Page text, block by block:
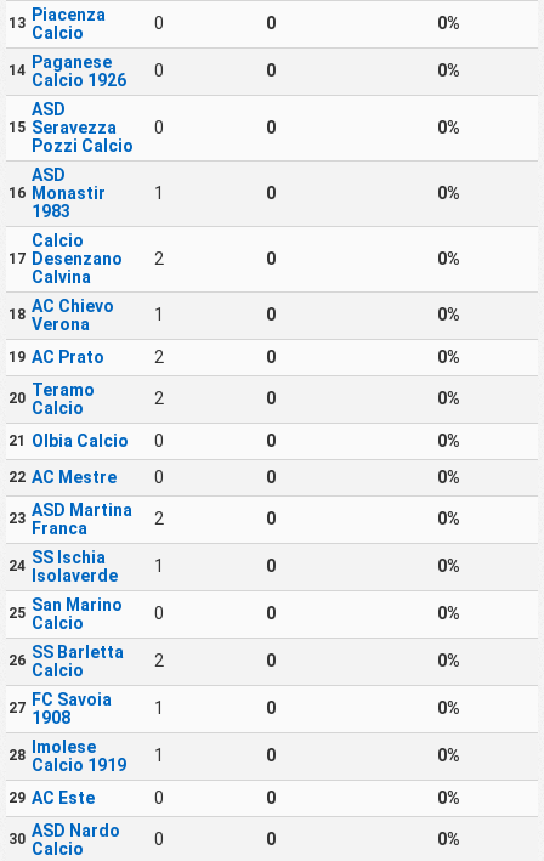
13 Piacenza
Calcio
0 0 0%
14 Paganese
Calcio 1926
0 0 0%
15
ASD
Seravezza
Pozzi Calcio
0 0 0%
16
ASD
Monastir
1983
1 0 0%
17
Calcio
Desenzano
Calvina
2 0 0%
18 AC Chievo
Verona
1 0 0%
19 AC Prato 2 0 0%
20 Teramo
Calcio
2 0 0%
21 Olbia Calcio 0 0 0%
22 AC Mestre 0 0 0%
23 ASD Martina
Franca
2 0 0%
24 SS Ischia
Isolaverde
1 0 0%
25 San Marino
Calcio
0 0 0%
26 SS Barletta
Calcio
2 0 0%
27 FC Savoia
1908
1 0 0%
28
Imolese
Calcio 1919
1 0 0%
29 AC Este 0 0 0%
30 ASD Nardo
Calcio
0 0 0%